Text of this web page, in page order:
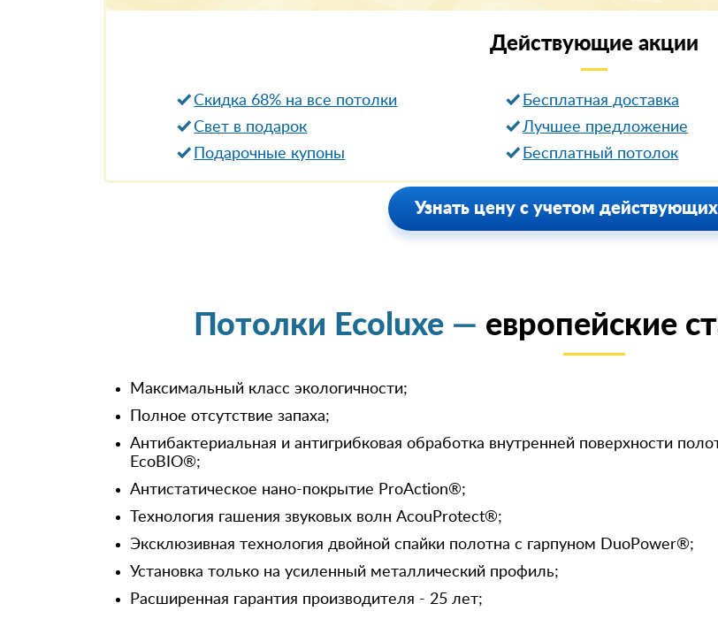
Действующие акции
Скидка 68% на все потолки Бесплатная доставка
Свет в подарок
Лучшее предложение
Подарочные купоны
Бесплатный потолок
Узнать цену с учетом
Потолки Ecoluxe — европейские
Максимальный класс экологичности;
Полное отсутствие запаха;
Антибактериальная и антигрибковая обработка внутренней поверхности
EcoBIO®;
Антистатическое нано-покрытие ProAction®;
Технология гашения звуковых волн AcouProtect®;
Эксклюзивная технология двойной спайки полотна с гарпуном DuoPower®;
Установка только на усиленный металлический профиль;
Расширенная гарантия производителя - 25 лет;